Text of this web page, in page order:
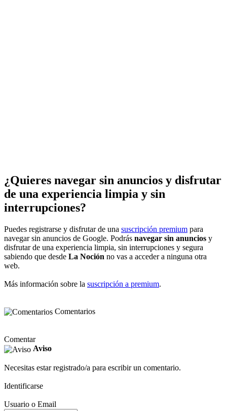
¿Quieres navegar sin anuncios y disfrutar
de una experiencia limpia y sin
interrupciones?
Puedes registrarse y disfrutar de una suscripción premium para
navegar sin anuncios de Google. Podrás navegar sin anuncios y
disfrutar de una experiencia limpia, sin interrupciones y segura
sabiendo que desde La Noción no vas a acceder a ninguna otra
web.
Más información sobre la suscripción a premium.
Comentarios
Comentar
Aviso
Necesitas estar registrado/a para escribir un comentario.
Identificarse
Usuario o Email